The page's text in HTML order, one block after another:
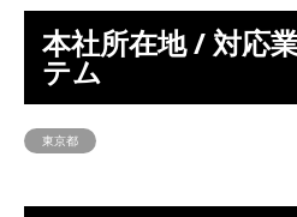
本社所在地 / 対応
テム
東京都